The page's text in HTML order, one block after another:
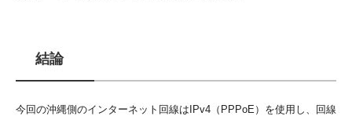
結論
今回の沖縄側のインターネット回線はIPv4（PPPoE）を使用し、回線